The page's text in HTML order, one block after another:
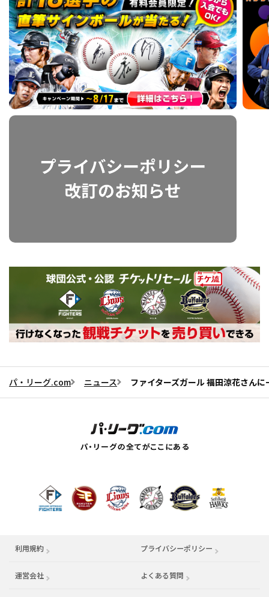
パ・リーグ.com ニュース ファイターズガール 福田涼花さん
利用規約 プライバシーポリシー
運営会社 （別ウィンドウで開く） よくある質問